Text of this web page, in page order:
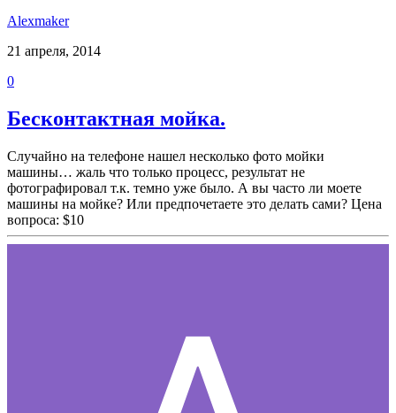
Alexmaker
21 апреля, 2014
0
Бесконтактная мойка.
Случайно на телефоне нашел несколько фото мойки
машины… жаль что только процесс, результат не
фотографировал т.к. темно уже было. А вы часто ли моете
машины на мойке? Или предпочетаете это делать сами? Цена
вопроса: $10